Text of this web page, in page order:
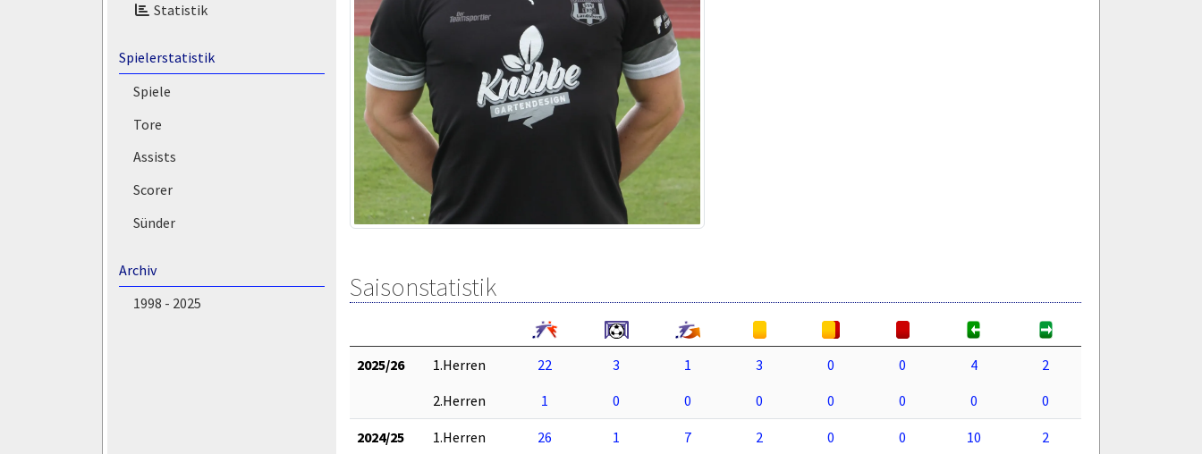
Statistik
Spielerstatistik
Spiele
Tore
Assists
Scorer
Sünder
Archiv
1998 - 2025
Saisonstatistik
2025/26 1.Herren 22 3 1 3 0 0 4
2
2.Herren
1 0 0 0 0 0 0 0
2024/25 1.Herren 26 1 7 2 0 0 10
2